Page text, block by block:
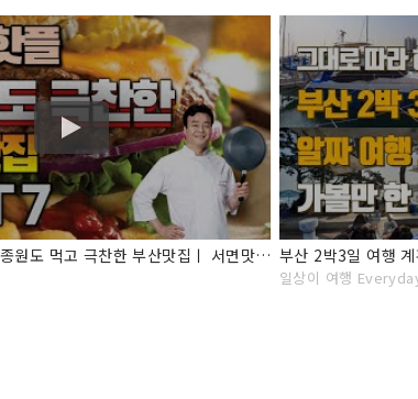
부산여행 왔으면 백종원도 먹고 극찬한 부산맛집ㅣ 서면맛집 추천 BEST 7 안보면후회
일상이 여행